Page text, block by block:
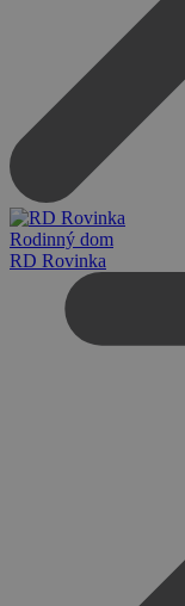
Rodinný dom
RD Rovinka